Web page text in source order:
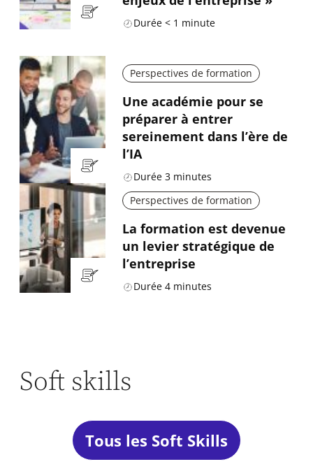
Durée < 1 minute
Perspectives de formation
Une académie pour se
préparer à entrer
sereinement dans l’ère de
l’IA
Durée 3 minutes
Perspectives de formation
La formation est devenue
un levier stratégique de
l’entreprise
Durée 4 minutes
Soft skills
Tous les Soft Skills